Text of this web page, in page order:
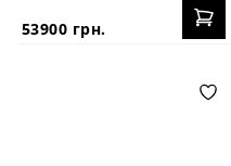
53900 грн.